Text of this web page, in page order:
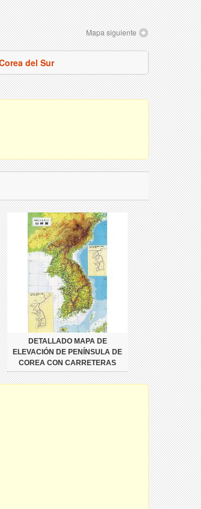
Mapa siguiente
del Sur
DETALLADO MAPA DE
ELEVACIÓN DE PENÍNSULA DE
COREA CON CARRETERAS